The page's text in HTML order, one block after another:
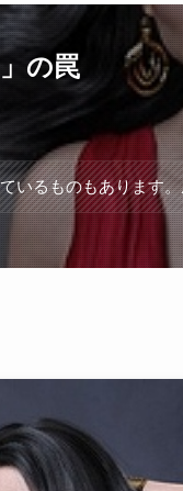
の罠
いるものもあります